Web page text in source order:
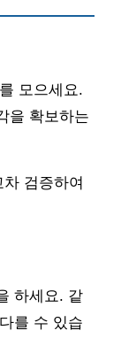
모으세요.
을 확보하는
검증하여
하세요. 같
를 수 있습